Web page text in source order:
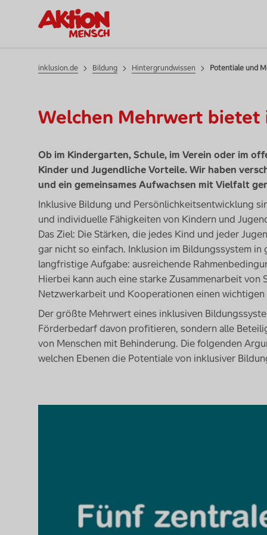
Bildung
inklusion.de Bildung Hintergrundwissen Potentiale und
Welchen Mehrwert bietet
Ob im Kindergarten, Schule, im Verein oder im
Kinder und Jugendliche Vorteile. Wir haben
und ein gemeinsames Aufwachsen mit Vielfalt
Inklusive Bildung und Persönlichkeitsentwicklung
und individuelle Fähigkeiten von Kindern und
Das Ziel: Die Stärken, die jedes Kind und jeder
gar nicht so einfach. Inklusion im Bildungssystem
langfristige Aufgabe: ausreichende
Hierbei kann auch eine starke Zusammenarbeit
Netzwerkarbeit und Kooperationen einen
Der größte Mehrwert eines inklusiven
Förderbedarf davon profitieren, sondern alle
von Menschen mit Behinderung. Die folgenden
welchen Ebenen die Potentiale von inklusiver